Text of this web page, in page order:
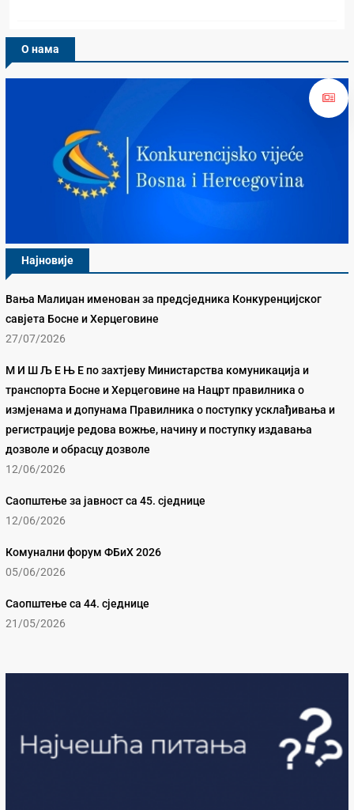
О нама
Најновије
Вања Малиџан именован за предсједника Конкуренцијског
савјета Босне и Херцеговине
27/07/2026
М И Ш Љ Е Њ Е по захтјеву Министарства комуникација и
транспорта Босне и Херцеговине на Нацрт правилника о
измјенама и допунама Правилника о поступку усклађивања и
регистрације редова вожње, начину и поступку издавања
дозволе и обрасцу дозволе
12/06/2026
Саопштење за јавност са 45. сједнице
12/06/2026
Комунални форум ФБиХ 2026
05/06/2026
Саопштење са 44. сједнице
21/05/2026